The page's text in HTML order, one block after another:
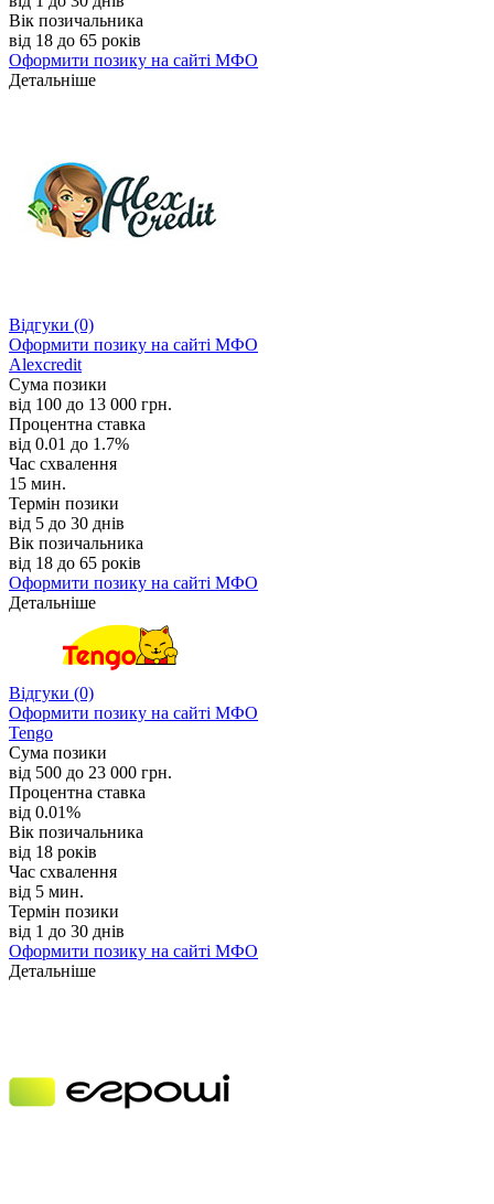
Вік позичальника
від 18 до 65 років
Оформити позику на сайті МФО
Детальніше
Відгуки (0)
Оформити позику на сайті МФО
Alexcredit
Сума позики
від 100 до 13 000 грн.
Процентна ставка
від 0.01 до 1.7%
Час схвалення
15 мин.
Термін позики
від 5 до 30 днів
Вік позичальника
від 18 до 65 років
Оформити позику на сайті МФО
Детальніше
Відгуки (0)
Оформити позику на сайті МФО
Tengo
Сума позики
від 500 до 23 000 грн.
Процентна ставка
від 0.01%
Вік позичальника
від 18 років
Час схвалення
від 5 мин.
Термін позики
від 1 до 30 днів
Оформити позику на сайті МФО
Детальніше